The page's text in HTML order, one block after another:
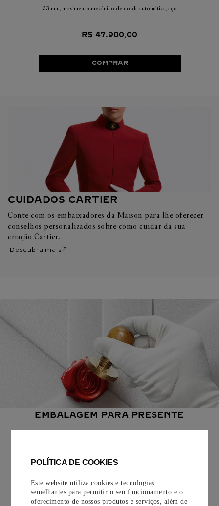
POLÍTICA DE COOKIES
Este website utiliza cookies e tecnologias
semelhantes para permitir o seu funcionamento e o
oferecimento de nossos produtos e serviços, além de
33 mm, movimento mecânico de corda automática, aço
R$ 47.900,00
COMPRAR
CUIDADOS CARTIER
Conte com os embaixadores da Maison para lhe oferecer
conselhos personalizados sobre como cuidar da sua
criação Cartier.
Descubra mais
EMBALAGEM PARA PRESENTE
Todos os pedidos de nossa e-Boutique Cartier são
opção de adicionar um cartão personalizado.